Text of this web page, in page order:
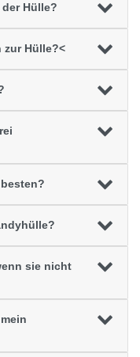
Hülle?
zur Hülle?<
sie nicht